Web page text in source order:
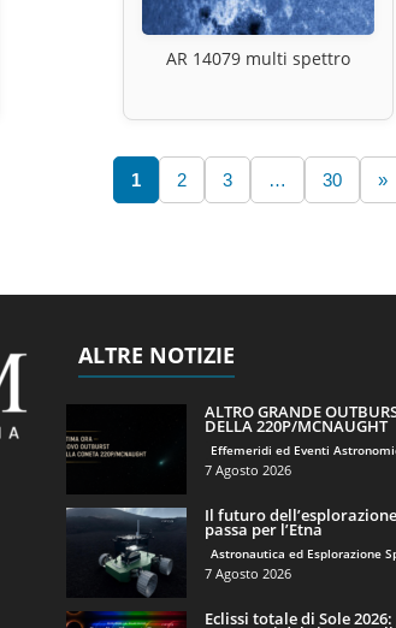
AR 14079 multi spettro
1 2 3 … 30 »
ALTRE NOTIZIE
ALTRO GRANDE
DELLA 220P/MCNAUGHT
Effemeridi ed Eventi
7 Agosto 2026
Il futuro
passa per l’Etna
Astronautica ed Esplorazione
7 Agosto 2026
Eclissi totale di Sole